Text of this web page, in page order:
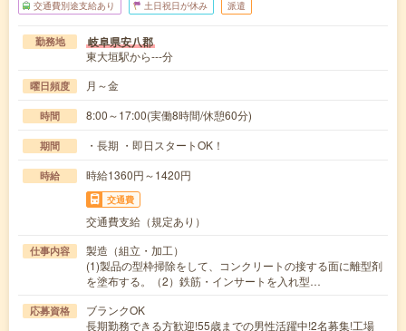
交通費別途支給あり 土日祝日が休み 派遣
勤務地 岐阜県安八郡
東大垣駅から---分
曜日頻度 月～金
時間 8:00～17:00(実働8時間/休憩60分)
期間 ・長期 ・即日スタートOK！
時給 時給1360円～1420円
交通費
交通費支給（規定あり）
仕事内容
製造（組立・加工）
(1)製品の型枠掃除をして、コンクリートの接する面に離型剤
を塗布する。（2）鉄筋・インサートを入れ型…
応募資格
ブランクOK
長期勤務できる方歓迎!55歳までの男性活躍中!2名募集!工場